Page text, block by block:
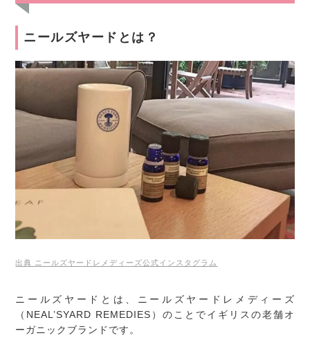
ニールズヤードとは？
出典 ニールズヤードレメディーズ公式インスタグラム
ニールズヤードとは、ニールズヤードレメディーズ
（NEAL’SYARD REMEDIES）のことでイギリスの老舗オ
ーガニックブランドです。